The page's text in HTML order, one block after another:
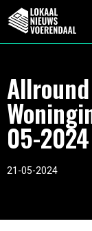
05-2024
21-05-2024